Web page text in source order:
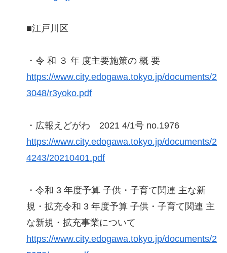
■江戸川区
・令 和 ３ 年 度主要施策の 概 要
https://www.city.edogawa.tokyo.jp/documents/2
3048/r3yoko.pdf
・広報えどがわ 2021 4/1号 no.1976
https://www.city.edogawa.tokyo.jp/documents/2
4243/20210401.pdf
・令和 3 年度予算 子供・子育て関連 主な新
規・拡充令和 3 年度予算 子供・子育て関連 主
な新規・拡充事業について
https://www.city.edogawa.tokyo.jp/documents/2